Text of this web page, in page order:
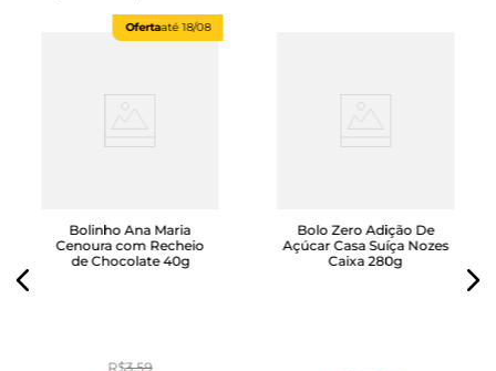
Ofertaaté18/08
Bolinho Ana Maria
Cenoura com Recheio
de Chocolate 40g
R$3,59
Bolo Zero Adição De
Açúcar Casa Suíça Nozes
Caixa 280g